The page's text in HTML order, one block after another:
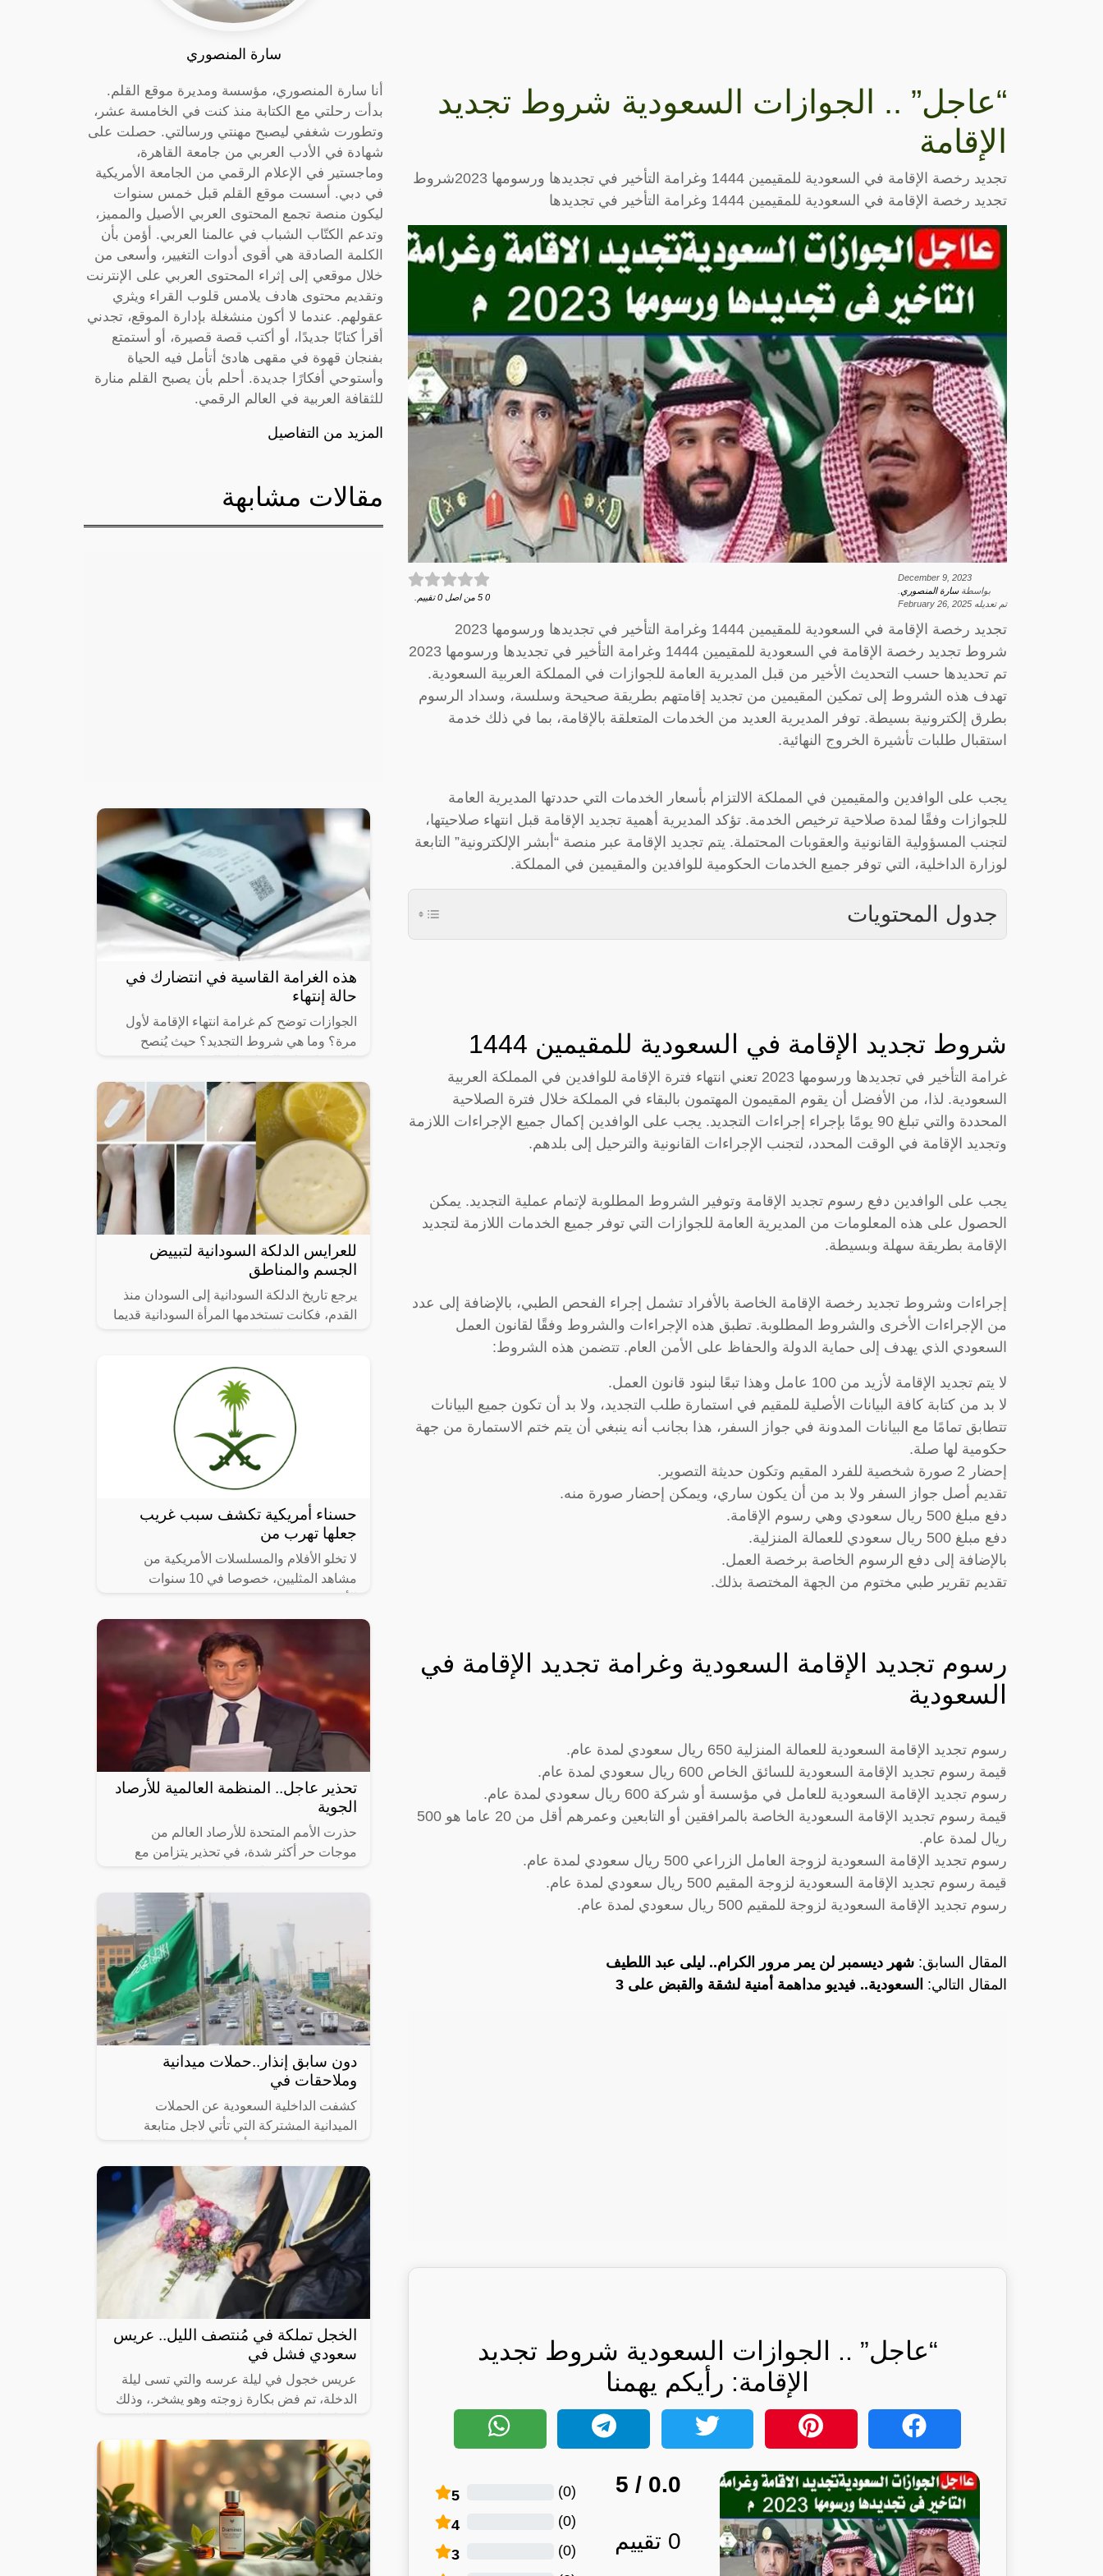
“عاجل” .. الجوازات السعودية شروط تجديد
الإقامة
تجديد رخصة الإقامة في السعودية للمقيمين 1444 وغرامة التأخير في تجديدها ورسومها 2023شروط
تجديد رخصة الإقامة في السعودية للمقيمين 1444 وغرامة التأخير في تجديدها
December 9, 2023
بواسطةسارة المنصوري
تم تعديله February 26, 2025
0
5 من اصل 0 تقييم.
تجديد رخصة الإقامة في السعودية للمقيمين 1444 وغرامة التأخير في تجديدها ورسومها 2023
شروط تجديد رخصة الإقامة في السعودية للمقيمين 1444 وغرامة التأخير في تجديدها ورسومها 2023
تم تحديدها حسب التحديث الأخير من قبل المديرية العامة للجوازات في المملكة العربية السعودية.
تهدف هذه الشروط إلى تمكين المقيمين من تجديد إقامتهم بطريقة صحيحة وسلسة، وسداد الرسوم
بطرق إلكترونية بسيطة. توفر المديرية العديد من الخدمات المتعلقة بالإقامة، بما في ذلك خدمة
استقبال طلبات تأشيرة الخروج النهائية.
يجب على الوافدين والمقيمين في المملكة الالتزام بأسعار الخدمات التي حددتها المديرية العامة
للجوازات وفقًا لمدة صلاحية ترخيص الخدمة. تؤكد المديرية أهمية تجديد الإقامة قبل انتهاء صلاحيتها،
لتجنب المسؤولية القانونية والعقوبات المحتملة. يتم تجديد الإقامة عبر منصة “أبشر الإلكترونية” التابعة
لوزارة الداخلية، التي توفر جميع الخدمات الحكومية للوافدين والمقيمين في المملكة.
جدول المحتويات
شروط تجديد الإقامة في السعودية للمقيمين 1444
غرامة التأخير في تجديدها ورسومها 2023 تعني انتهاء فترة الإقامة للوافدين في المملكة العربية
السعودية. لذا، من الأفضل أن يقوم المقيمون المهتمون بالبقاء في المملكة خلال فترة الصلاحية
المحددة والتي تبلغ 90 يومًا بإجراء إجراءات التجديد. يجب على الوافدين إكمال جميع الإجراءات اللازمة
وتجديد الإقامة في الوقت المحدد، لتجنب الإجراءات القانونية والترحيل إلى بلدهم.
يجب على الوافدين دفع رسوم تجديد الإقامة وتوفير الشروط المطلوبة لإتمام عملية التجديد. يمكن
الحصول على هذه المعلومات من المديرية العامة للجوازات التي توفر جميع الخدمات اللازمة لتجديد
الإقامة بطريقة سهلة وبسيطة.
إجراءات وشروط تجديد رخصة الإقامة الخاصة بالأفراد تشمل إجراء الفحص الطبي، بالإضافة إلى عدد
من الإجراءات الأخرى والشروط المطلوبة. تطبق هذه الإجراءات والشروط وفقًا لقانون العمل
السعودي الذي يهدف إلى حماية الدولة والحفاظ على الأمن العام. تتضمن هذه الشروط:
لا يتم تجديد الإقامة لأزيد من 100 عامل وهذا تبعًا لبنود قانون العمل.
لا بد من كتابة كافة البيانات الأصلية للمقيم في استمارة طلب التجديد، ولا بد أن تكون جميع البيانات
تتطابق تمامًا مع البيانات المدونة في جواز السفر، هذا بجانب أنه ينبغي أن يتم ختم الاستمارة من جهة
حكومية لها صلة.
إحضار 2 صورة شخصية للفرد المقيم وتكون حديثة التصوير.
تقديم أصل جواز السفر ولا بد من أن يكون ساري، ويمكن إحضار صورة منه.
دفع مبلغ 500 ريال سعودي وهي رسوم الإقامة.
دفع مبلغ 500 ريال سعودي للعمالة المنزلية.
بالإضافة إلى دفع الرسوم الخاصة برخصة العمل.
تقديم تقرير طبي مختوم من الجهة المختصة بذلك.
رسوم تجديد الإقامة السعودية وغرامة تجديد الإقامة في
السعودية
رسوم تجديد الإقامة السعودية للعمالة المنزلية 650 ريال سعودي لمدة عام.
قيمة رسوم تجديد الإقامة السعودية للسائق الخاص 600 ريال سعودي لمدة عام.
رسوم تجديد الإقامة السعودية للعامل في مؤسسة أو شركة 600 ريال سعودي لمدة عام.
قيمة رسوم تجديد الإقامة السعودية الخاصة بالمرافقين أو التابعين وعمرهم أقل من 20 عاما هو 500
ريال لمدة عام.
رسوم تجديد الإقامة السعودية لزوجة العامل الزراعي 500 ريال سعودي لمدة عام.
قيمة رسوم تجديد الإقامة السعودية لزوجة المقيم 500 ريال سعودي لمدة عام.
رسوم تجديد الإقامة السعودية لزوجة للمقيم 500 ريال سعودي لمدة عام.
المقال السابق: شهر ديسمبر لن يمر مرور الكرام.. ليلى عبد اللطيف
المقال التالي: السعودية.. فيديو مداهمة أمنية لشقة والقبض على 3
“عاجل” .. الجوازات السعودية شروط تجديد
الإقامة: رأيكم يهمنا
0.0
/ 5
0 تقييم
5 (
0
)
4 (
0
)
3 (
0
)
سارة المنصوري
أنا سارة المنصوري، مؤسسة ومديرة موقع القلم.
بدأت رحلتي مع الكتابة منذ كنت في الخامسة عشر،
وتطورت شغفي ليصبح مهنتي ورسالتي. حصلت على
شهادة في الأدب العربي من جامعة القاهرة،
وماجستير في الإعلام الرقمي من الجامعة الأمريكية
في دبي. أسست موقع القلم قبل خمس سنوات
ليكون منصة تجمع المحتوى العربي الأصيل والمميز،
وتدعم الكتّاب الشباب في عالمنا العربي. أؤمن بأن
الكلمة الصادقة هي أقوى أدوات التغيير، وأسعى من
خلال موقعي إلى إثراء المحتوى العربي على الإنترنت
وتقديم محتوى هادف يلامس قلوب القراء ويثري
عقولهم. عندما لا أكون منشغلة بإدارة الموقع، تجدني
أقرأ كتابًا جديدًا، أو أكتب قصة قصيرة، أو أستمتع
بفنجان قهوة في مقهى هادئ أتأمل فيه الحياة
وأستوحي أفكارًا جديدة. أحلم بأن يصبح القلم منارة
للثقافة العربية في العالم الرقمي.
المزيد من التفاصيل
مقالات مشابهة
هذه الغرامة القاسية في انتضارك في
حالة إنتهاء
الجوازات توضح كم غرامة انتهاء الإقامة لأول
مرة؟ وما هي شروط التجديد؟ حيث يُنصح
الغرامات المحتملة وشروط التجديد من
الجوازات أو
للعرايس الدلكة السودانية لتبييض
الجسم والمناطق
يرجع تاريخ الدلكة السودانية إلى السودان منذ
القدم، فكانت تستخدمها المرأة السودانية قديما
حسناء أمريكية تكشف سبب غريب
جعلها تهرب من
لا تخلو الأفلام والمسلسلات الأمريكية من
مشاهد المثليين، خصوصا في 10 سنوات
تحذير عاجل.. المنظمة العالمية للأرصاد
الجوية
حذرت الأمم المتحدة للأرصاد العالم من
موجات حر أكثر شدة، في تحذير يتزامن مع
الشمالي من الكرة الأرضية.”
دون سابق إنذار..حملات ميدانية
وملاحقات في
كشفت الداخلية السعودية عن الحملات
الميدانية المشتركة التي تأتي لاجل متابعة
وأمن الحدود، حيث تمت في مدن المملكة
اجمع، وذلك
الخجل تملكة في مُنتصف الليل.. عريس
سعودي فشل في
عريس خجول في ليلة عرسه والتي تسى ليلة
الدخلة، تم فض بكارة زوجته وهو يشخر.، وذلك
إلى منازلهم بقي العريس المحتاس وحيدا